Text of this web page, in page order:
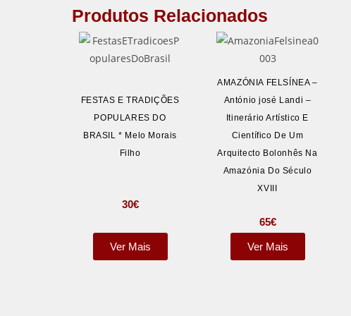
Produtos Relacionados
FESTAS E TRADIÇÕES
POPULARES DO
BRASIL * Melo Morais
Filho
30€
Ver Mais
AMAZÓNIA FELSÍNEA –
António josé Landi –
Itinerário Artístico E
Científico De Um
Arquitecto Bolonhês Na
Amazónia Do Século
XVIII
65€
Ver Mais